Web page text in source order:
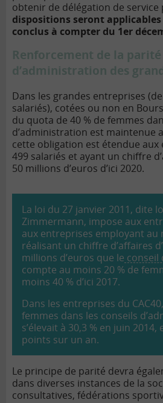
obtenir de délégation de service
dispositions seront
conclus à compter du 1er
Renforcement de la parité
d’administration des
Dans les grandes entreprises
salariés), cotées ou non en
du quota de 40 % de femmes
d’administration est maintenue
cette obligation est étendue aux
499 salariés et ayant un chiffre
50 millions d’euros d’ici 2020.
La loi du 27 janvier 2011, dite
Zimmermann, impose aux
aux entreprises employant au
réalisant un chiffre d’affaires
millions d’euros que le conseil
compte au moins 20 % de
moins 40 % d’ici 2017.
Dans les entreprises du
femmes dans les conseils
s’élevait à 30,3 % en juin 2014,
points sur un an.
Le principe de parité devra
dans diverses instances de la
consultatives, fédérations